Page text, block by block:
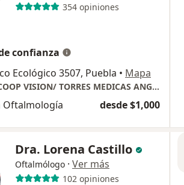
354 opiniones
confianza
Ecológico 3507, Puebla • Mapa
Oftalmólogo/ COOP VISION/ TORRES MEDICAS ANGELOPOLIS, TORRE 2 PLANTA BAJA LOCAL 3
Oftalmología desde $1,000
Dra. Lorena Castillo
Oftalmólogo · Ver más
102 opiniones